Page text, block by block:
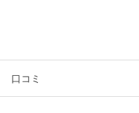
口コミ